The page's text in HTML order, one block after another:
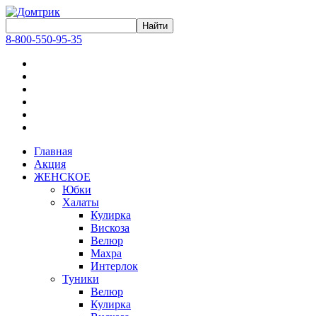
8-800-550-95-35
Главная
Акция
ЖЕНСКОЕ
Юбки
Халаты
Кулирка
Вискоза
Велюр
Махра
Интерлок
Туники
Велюр
Кулирка